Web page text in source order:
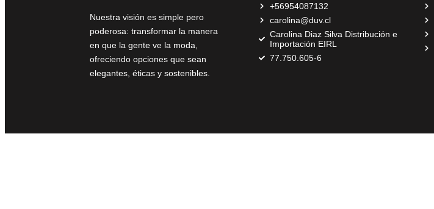
Nuestra visión es simple pero
poderosa: transformar la manera
en que la gente ve la moda,
ofreciendo opciones que sean
elegantes, éticas y sostenibles.
+56954087132
carolina@duv.cl
Carolina Diaz Silva Distribución e
Importación EIRL
77.750.605-6